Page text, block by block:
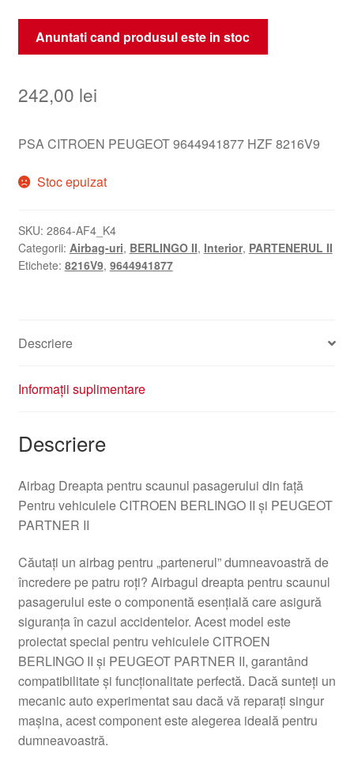
Anuntati cand produsul este in stoc
242,00 lei
PSA CITROEN PEUGEOT 9644941877 HZF 8216V9
Stoc epuizat
SKU: 2864-AF4_K4
Categorii: Airbag-uri, BERLINGO II, Interior, PARTENERUL II
Etichete: 8216V9, 9644941877
Descriere
Informații suplimentare
Descriere
Airbag Dreapta pentru scaunul pasagerului din față
Pentru vehiculele CITROEN BERLINGO II și PEUGEOT
PARTNER II
Căutați un airbag pentru „partenerul” dumneavoastră de
încredere pe patru roți? Airbagul dreapta pentru scaunul
pasagerului este o componentă esențială care asigură
siguranța în cazul accidentelor. Acest model este
proiectat special pentru vehiculele CITROEN
BERLINGO II și PEUGEOT PARTNER II, garantând
compatibilitate și funcționalitate perfectă. Dacă sunteți un
mecanic auto experimentat sau dacă vă reparați singur
mașina, acest component este alegerea ideală pentru
dumneavoastră.